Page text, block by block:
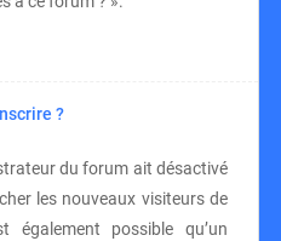
?
du forum ait désactivé
les nouveaux visiteurs de
également possible qu’un